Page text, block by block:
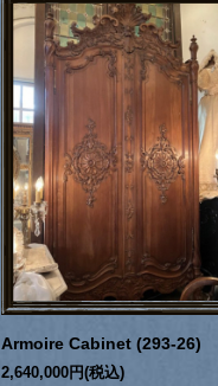
Armoire Cabinet (293-26)
2,640,000円(税込)